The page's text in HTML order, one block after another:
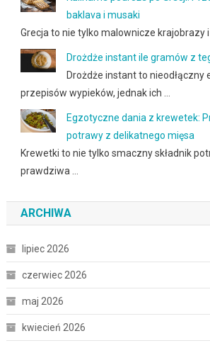
baklava i musaki
Grecja to nie tylko malownicze krajobrazy i
Drożdże instant ile gramów z
Drożdże instant to nieodłączny
przepisów wypieków, jednak ich …
Egzotyczne dania z krewetek:
potrawy z delikatnego mięsa
Krewetki to nie tylko smaczny składnik
prawdziwa …
ARCHIWA
lipiec 2026
czerwiec 2026
maj 2026
kwiecień 2026